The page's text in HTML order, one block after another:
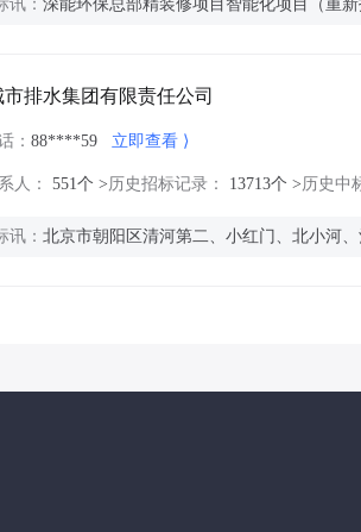
讯： 深能环保总部精装修项目智能化项目（重
排水集团有限责任公司
： 88****59 立即查看
人： 551个 >历史招标记录： 13713个 >历史中
讯： 北京市朝阳区清河第二、小红门、北小河